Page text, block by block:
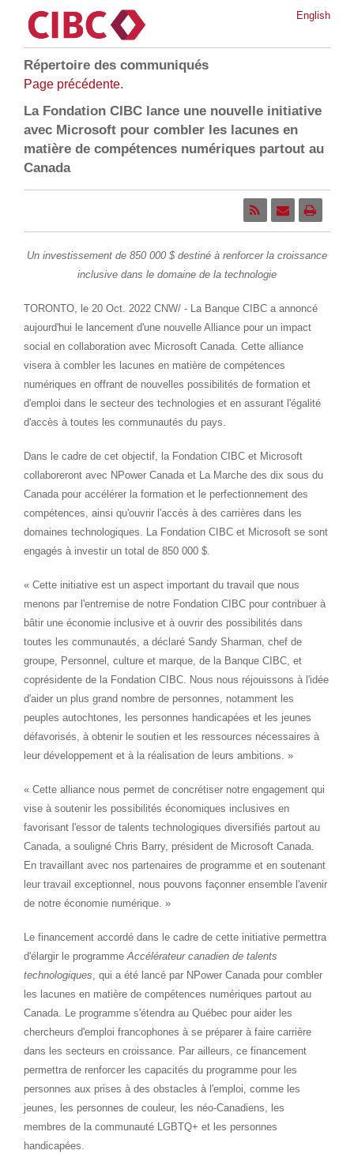
English
Répertoire des communiqués
Page précédente.
La Fondation CIBC lance une nouvelle initiative
avec Microsoft pour combler les lacunes en
matière de compétences numériques partout au
Canada
Un investissement de 850 000 $ destiné à renforcer la croissance
inclusive dans le domaine de la technologie
TORONTO, le 20 Oct. 2022 CNW/ - La Banque CIBC a annoncé
aujourd'hui le lancement d'une nouvelle Alliance pour un impact
social en collaboration avec Microsoft Canada. Cette alliance
visera à combler les lacunes en matière de compétences
numériques en offrant de nouvelles possibilités de formation et
d'emploi dans le secteur des technologies et en assurant l'égalité
d'accès à toutes les communautés du pays.
Dans le cadre de cet objectif, la Fondation CIBC et Microsoft
collaboreront avec NPower Canada et La Marche des dix sous du
Canadapour accélérer la formation et le perfectionnement des
compétences, ainsi qu'ouvrir l'accès à des carrières dans les
domaines technologiques. La Fondation CIBC et Microsoft se sont
engagés à investir un total de 850 000 $.
« Cette initiative est un aspect important du travail que nous
menons par l'entremise de notre Fondation CIBC pour contribuer à
bâtir une économie inclusive et à ouvrir des possibilités dans
toutes les communautés, a déclaré Sandy Sharman, chef de
groupe, Personnel, culture et marque, de la Banque CIBC, et
coprésidente de la Fondation CIBC. Nous nous réjouissons à l'idée
d'aider un plus grand nombre de personnes, notamment les
peuples autochtones, les personnes handicapées et les jeunes
défavorisés, à obtenir le soutien et les ressources nécessaires à
leur développement et à la réalisation de leurs ambitions. »
« Cette alliance nous permet de concrétiser notre engagement qui
vise à soutenir les possibilités économiques inclusives en
favorisant l'essor de talents technologiques diversifiés partout au
Canada, a souligné Chris Barry, président de Microsoft Canada.
En travaillant avec nos partenaires de programme et en soutenant
leur travail exceptionnel, nous pouvons façonner ensemble l'avenir
de notre économie numérique. »
Le financement accordé dans le cadre de cette initiative permettra
d'élargir le programmeAccélérateur canadien de talents
technologiques, qui a été lancé par NPower Canada pour combler
les lacunes en matière de compétences numériques partout au
Canada. Le programme s'étendra au Québec pour aider les
chercheurs d'emploi francophones à se préparer à faire carrière
dans les secteurs en croissance. Par ailleurs, ce financement
permettra de renforcer les capacités du programme pour les
personnes aux prises à des obstacles à l'emploi, comme les
jeunes, les personnes de couleur, les néo-Canadiens, les
membres de la communauté LGBTQ+ et les personnes
handicapées.